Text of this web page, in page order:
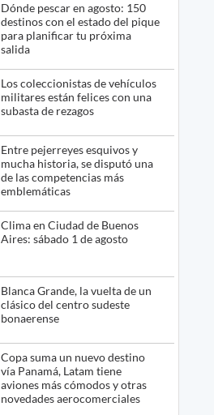
Dónde pescar en agosto: 150
destinos con el estado del pique
para planificar tu próxima
salida
Los coleccionistas de vehículos
militares están felices con una
subasta de rezagos
Entre pejerreyes esquivos y
mucha historia, se disputó una
de las competencias más
emblemáticas
Clima en Ciudad de Buenos
Aires: sábado 1 de agosto
Blanca Grande, la vuelta de un
clásico del centro sudeste
bonaerense
Copa suma un nuevo destino
vía Panamá, Latam tiene
aviones más cómodos y otras
novedades aerocomerciales